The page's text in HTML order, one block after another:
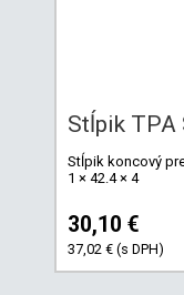
Stĺpik TPA
Stĺpik koncový
1 × 42.4 × 4
30,10 €
37,02 € (s DPH)